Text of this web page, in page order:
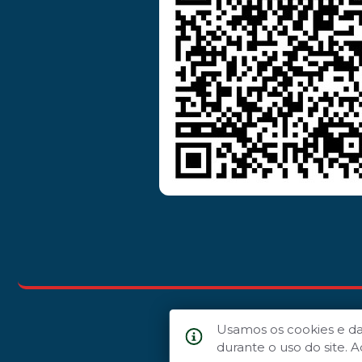
Usamos os cookies e
durante o uso do site.